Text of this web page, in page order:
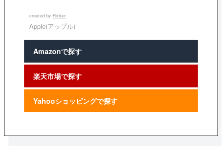
created by Rinker
Apple(アップル)
Amazonで探す
楽天市場で探す
Yahooショッピングで探す